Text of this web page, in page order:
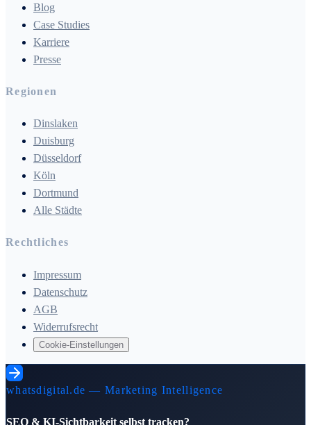
Blog
Case Studies
Karriere
Presse
Regionen
Dinslaken
Duisburg
Düsseldorf
Köln
Dortmund
Alle Städte
Rechtliches
Impressum
Datenschutz
AGB
Widerrufsrecht
Cookie-Einstellungen
whatsdigital.de — Marketing Intelligence
SEO & KI-Sichtbarkeit selbst tracken?